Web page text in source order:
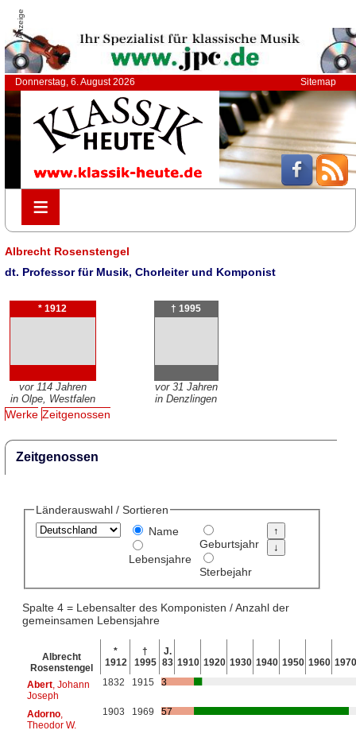
Anzeige
Donnerstag, 6. August 2026 Sitemap
≡
≡
Albrecht Rosenstengel
dt. Professor für Musik, Chorleiter und Komponist
* 1912
vor 114 Jahren
in Olpe, Westfalen
† 1995
vor 31 Jahren
in Denzlingen
Werke Zeitgenossen
Zeitgenossen
Länderauswahl / Sortieren
Name
Lebensjahre
Geburtsjahr
Sterbejahr
Spalte 4 = Lebensalter des Komponisten / Anzahl der
gemeinsamen Lebensjahre
Albrecht
Rosenstengel
*
1912
†
1995
J.
83 1910 1920 1930 1940 1950 1960 1970
Abert, Johann
Joseph
1832 1915 3
Adorno,
Theodor W.
1903 1969 57